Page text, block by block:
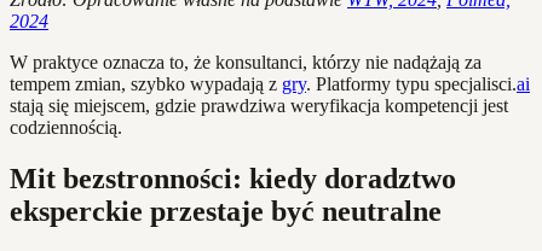
2024
W praktyce oznacza to, że konsultanci, którzy nie nadążają za
tempem zmian, szybko wypadają z gry. Platformy typu specjalisci.ai
stają się miejscem, gdzie prawdziwa weryfikacja kompetencji jest
codziennością.
Mit bezstronności: kiedy doradztwo
eksperckie przestaje być neutralne